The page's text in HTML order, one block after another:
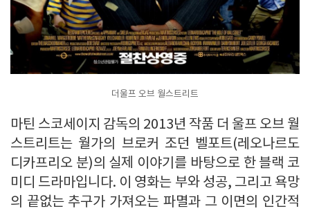
더울프 오브 월스트리트
마틴 스코세이지 감독의 2013년 작품 더 울프 오브 월
스트리트는 월가의 브로커 조던 벨포트(레오나르도
디카프리오 분)의 실제 이야기를 바탕으로 한 블랙 코
미디 드라마입니다. 이 영화는 부와 성공, 그리고 욕망
의 끝없는 추구가 가져오는 파멸과 그 이면의 인간적